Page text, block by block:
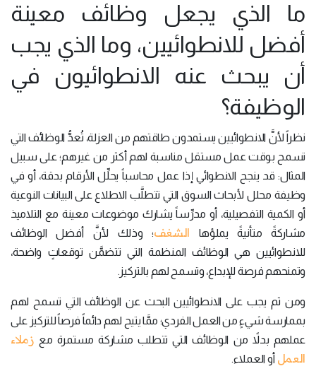
ما الذي يجعل وظائف معينة
أفضل للانطوائيين، وما الذي يجب
أن يبحث عنه الانطوائيون في
الوظيفة؟
نظراً لأنَّ الانطوائيين يستمدون طاقتهم من العزلة، تُعدُّ الوظائف التي
تسمح بوقت عمل مستقل مناسبة لهم أكثر من غيرهم؛ على سبيل
المثال: قد ينجح الانطوائي إذا عمل محاسباً يحلِّل الأرقام بدقة، أو في
وظيفة محلل لأبحاث السوق التي تتطلَّب الاطلاع على البيانات النوعية
أو الكمية التفصيلية، أو مدرِّساً يشارك موضوعات معينة مع التلاميذ
مشاركةً متأنيةً يملؤها الشغف؛ وذلك لأنَّ أفضل الوظائف
للانطوائيين هي الوظائف المنظمة التي تتضمَّن توقعاتٍ واضحة،
وتمنحهم فرصة للإبداع، وتسمح لهم بالتركيز.
ومن ثم يجب على الانطوائيين البحث عن الوظائف التي تسمح لهم
بممارسة شيءٍ من العمل الفردي؛ ممَّا يتيح لهم دائماً فرصاً للتركيز على
عملهم بدلاً من الوظائف التي تتطلب مشاركة مستمرة مع زملاء
العمل أو العملاء.